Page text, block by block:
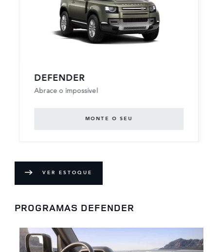
DEFENDER
Abrace o impossível
MONTE O SEU
VER ESTOQUE
PROGRAMAS DEFENDER